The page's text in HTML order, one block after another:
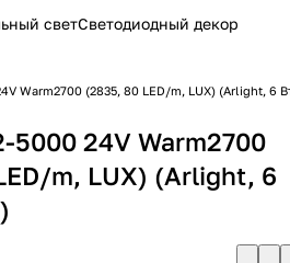
светСветодиодный декор
Warm2700 (2835, 80 LED/m, LUX) (Arlight, 6
5000 24V Warm2700
m, LUX) (Arlight, 6